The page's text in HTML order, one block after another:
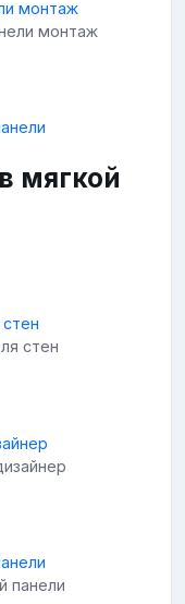
монтаж
мягкой
стен
панели